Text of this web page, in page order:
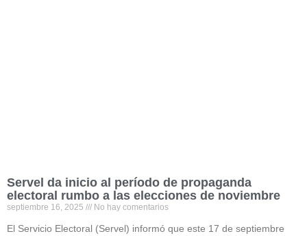
Servel da inicio al período de propaganda
electoral rumbo a las elecciones de noviembre
septiembre 16, 2025 No hay comentarios
El Servicio Electoral (Servel) informó que este 17 de septiembre